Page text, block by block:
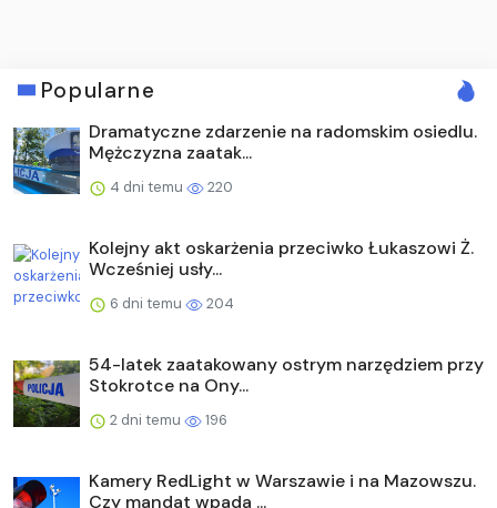
Popularne
Dramatyczne zdarzenie na radomskim osiedlu.
Mężczyzna zaatak...
4 dni temu 220
Kolejny akt oskarżenia przeciwko Łukaszowi Ż.
Wcześniej usły...
6 dni temu 204
54-latek zaatakowany ostrym narzędziem przy
Stokrotce na Ony...
2 dni temu 196
Kamery RedLight w Warszawie i na Mazowszu.
Czy mandat wpada ...